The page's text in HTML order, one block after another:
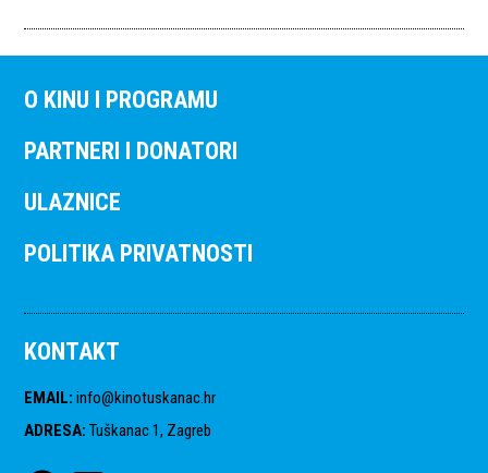
O KINU I PROGRAMU
PARTNERI I DONATORI
ULAZNICE
POLITIKA PRIVATNOSTI
KONTAKT
EMAIL: info@kinotuskanac.hr
ADRESA: Tuškanac 1, Zagreb